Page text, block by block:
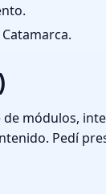
módulos,
Pedí